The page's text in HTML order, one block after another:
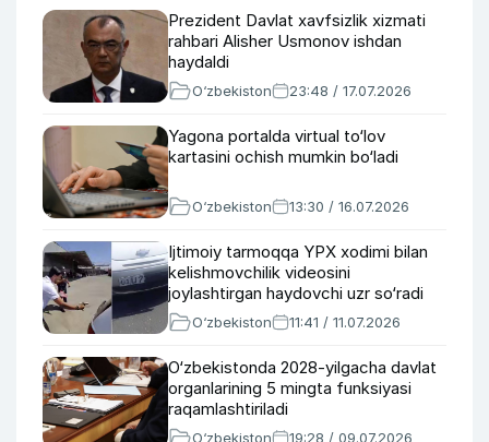
Prezident Davlat xavfsizlik xizmati
rahbari Alisher Usmonov ishdan
haydaldi
O‘zbekiston 23:48 / 17.07.2026
Yagona portalda virtual to‘lov
kartasini ochish mumkin bo‘ladi
O‘zbekiston 13:30 / 16.07.2026
Ijtimoiy tarmoqqa YPX xodimi bilan
kelishmovchilik videosini
joylashtirgan haydovchi uzr so‘radi
O‘zbekiston 11:41 / 11.07.2026
O‘zbekistonda 2028-yilgacha davlat
organlarining 5 mingta funksiyasi
raqamlashtiriladi
O‘zbekiston 19:28 / 09.07.2026